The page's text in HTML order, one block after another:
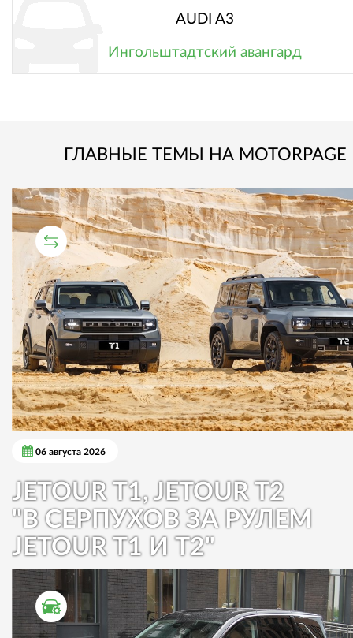
AUDI A3
Ингольштадтский авангард
ГЛАВНЫЕ ТЕМЫ НА MOTORPAGE
СРАВНИТЕЛЬНЫЙ ТЕСТ
06 августа 2026
JETOUR T1, JETOUR T2
"В СЕРПУХОВ ЗА РУЛЕМ
JETOUR T1 И T2"
ТЕСТ ДРАЙВ